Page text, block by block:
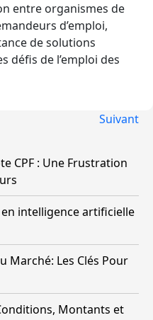
entre organismes de
d’emploi,
de solutions
défis de l’emploi des
Suivant
CPF : Une Frustration
intelligence artificielle
Marché: Les Clés Pour
Montants et